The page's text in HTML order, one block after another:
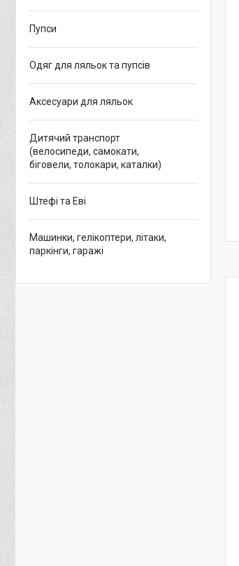
Пупси
Одяг для ляльок та пупсів
Аксесуари для ляльок
Дитячий транспорт
(велосипеди, самокати,
біговели, толокари, каталки)
Штефі та Еві
Машинки, гелікоптери, літаки,
паркінги, гаражі